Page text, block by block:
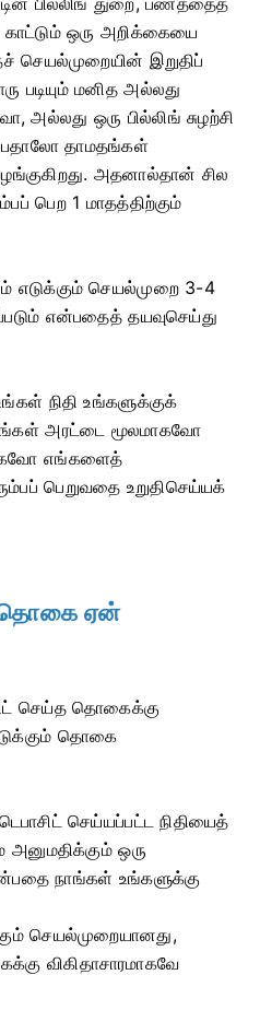
ஒரு அறிக்கையை
செயல்முறையின் இறுதிப்
படியும் மனித அல்லது
அல்லது ஒரு பில்லிங் சுழற்சி
தாமதங்கள்
அதனால்தான் சில
பெற 1 மாதத்திற்கும்
எடுக்கும் செயல்முறை 3-4
என்பதைத் தயவுசெய்து
நிதி உங்களுக்குக்
அரட்டை மூலமாகவோ
எங்களைத்
பெறுவதை உறுதிசெய்யக்
தொகை ஏன்
செய்த தொகைக்கு
தொகை
செய்யப்பட்ட நிதியைத்
அனுமதிக்கும் ஒரு
நாங்கள் உங்களுக்கு
செயல்முறையானது,
விகிதாசாரமாகவே